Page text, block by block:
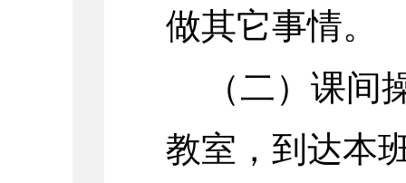
做其它事情。
（二）课
教室，到达本